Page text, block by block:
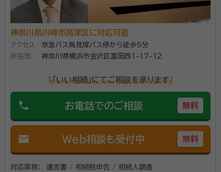
神奈川県川崎市高津区に対応可能
アクセス
京急バス鳥見塚バス停から徒歩5分
所在地
神奈川県横浜市金沢区富岡西1-17-12
\「いい相続」にてご相談を承ります/
phone お電話でのご相談 無料
mail Web相談も受付中 無料
対応業務： 遺言書 / 相続税申告 / 相続人調査